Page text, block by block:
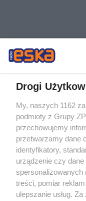
Żaden utwór
rozpowszechniany lub
tym także elektroniczny
eksploatacji w
bez pisemnej zgody
wykorzystanie utworów w
bez właściwej zgody, jest
prawnie.
Drogi
My, naszych 1162
podmioty z Grupy
przechowujemy
przetwarzamy dane
identyfikatory,
urządzenie czy
spersonalizowanych
treści, pomiar
ulepszanie usług.